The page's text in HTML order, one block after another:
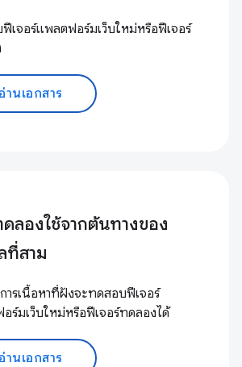
เจอร์แพลตฟอร์มเว็บใหม่หรือฟีเจอร์
านเอกสาร
ลองใช้จากต้นทางของ
ที่สาม
ารเนื้อหาที่ฝังจะทดสอบฟีเจอร์
ร์มเว็บใหม่หรือฟีเจอร์ทดลองได้
านเอกสาร